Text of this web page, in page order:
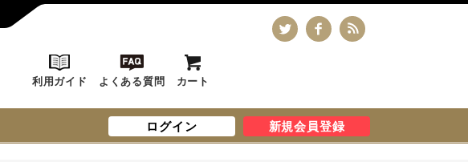
利用ガイド よくある質問 カート
ログイン 新規会員登録